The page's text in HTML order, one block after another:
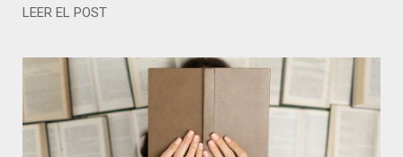
LEER EL POST